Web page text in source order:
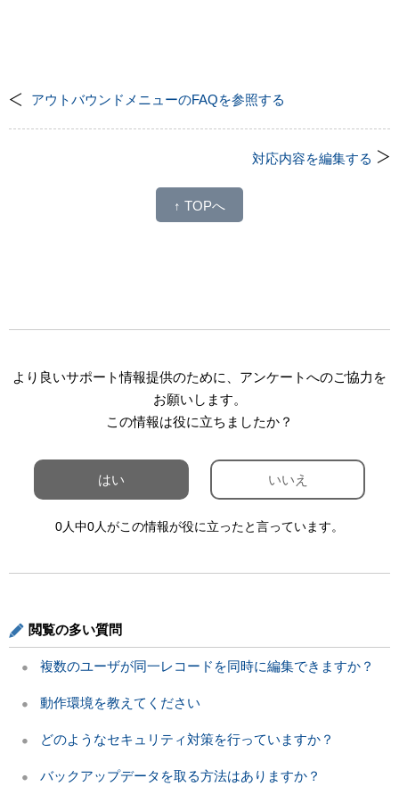
アウトバウンドメニューのFAQを参照する
対応内容を編集する
↑ TOPへ
より良いサポート情報提供のために、アンケートへのご協力を
お願いします。
この情報は役に立ちましたか？
はい いいえ
0人中0人がこの情報が役に立ったと言っています。
閲覧の多い質問
複数のユーザが同一レコードを同時に編集できますか？
動作環境を教えてください
どのようなセキュリティ対策を行っていますか？
バックアップデータを取る方法はありますか？